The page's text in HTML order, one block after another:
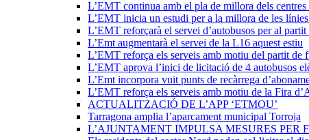
L’EMT continua amb el pla de millora dels centres
L’EMT inicia un estudi per a la millora de les
L’EMT reforçarà el servei d’autobusos per al partit
L’Emt augmentarà el servei de la L16 aquest estiu
L’EMT reforça els serveis amb motiu del partit de
L’EMT aprova l’inici de licitació de 4 autobusos
L’Emt incorpora vuit punts de recàrrega
L’EMT reforça els serveis amb motiu de la Fira
ACTUALITZACIÓ DE L’APP ‘ETMOU’
Tarragona amplia l’aparcament municipal Torroja
L’AJUNTAMENT IMPULSA MESURES